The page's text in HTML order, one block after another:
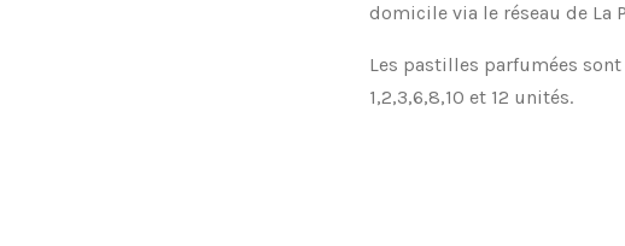
domicile via le réseau de La
Les pastilles parfumées
1,2,3,6,8,10 et 12 unités.